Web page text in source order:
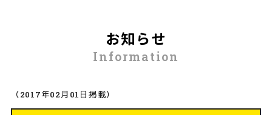
お知らせ
Information
（2017年02月01日掲載）